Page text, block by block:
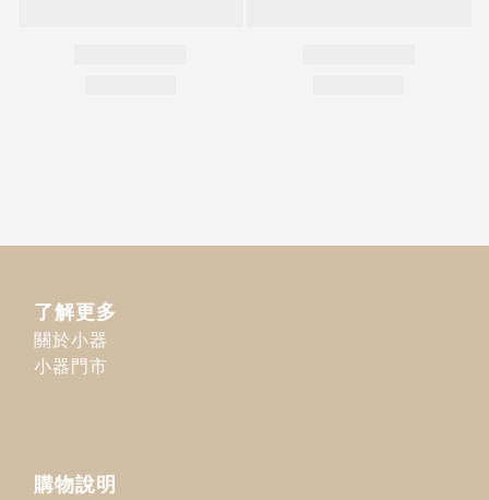
了解更多
關於小器
小器門市
購物說明